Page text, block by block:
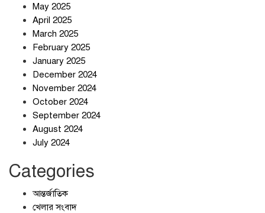
May 2025
April 2025
March 2025
February 2025
January 2025
December 2024
November 2024
October 2024
September 2024
August 2024
July 2024
Categories
আন্তর্জাতিক
খেলার সংবাদ